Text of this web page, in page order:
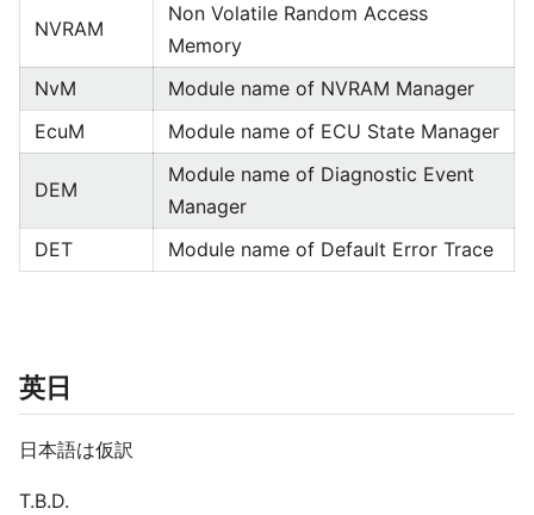
NVRAM
Non Volatile Random Access
Memory
NvM
Module name of NVRAM Manager
EcuM
Module name of ECU State Manager
DEM
Module name of Diagnostic Event
Manager
DET
Module name of Default Error Trace
英日
日本語は仮訳
T.B.D.